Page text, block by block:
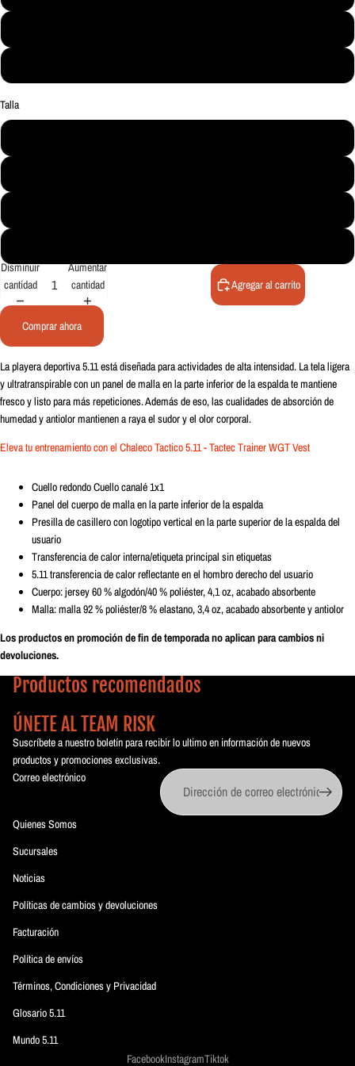
Talla
Disminuir
cantidad
Aumentar
cantidad
Agregar al carrito
Comprar ahora
La playera deportiva 5.11 está diseñada para actividades de alta intensidad. La tela ligera
y ultratranspirable con un panel de malla en la parte inferior de la espalda te mantiene
fresco y listo para más repeticiones. Además de eso, las cualidades de absorción de
humedad y antiolor mantienen a raya el sudor y el olor corporal.
Eleva tu entrenamiento con el Chaleco Tactico 5.11 - Tactec Trainer WGT Vest
Cuello redondo Cuello canalé 1x1
Panel del cuerpo de malla en la parte inferior de la espalda
Presilla de casillero con logotipo vertical en la parte superior de la espalda del
usuario
Transferencia de calor interna/etiqueta principal sin etiquetas
5.11 transferencia de calor reflectante en el hombro derecho del usuario
Cuerpo: jersey 60 % algodón/40 % poliéster, 4,1 oz, acabado absorbente
Malla: malla 92 % poliéster/8 % elastano, 3,4 oz, acabado absorbente y antiolor
Los productos en promoción de fin de temporada no aplican para cambios ni
devoluciones.
Productos recomendados
ÚNETE AL TEAM RISK
Suscríbete a nuestro boletín para recibir lo ultimo en información de nuevos
productos y promociones exclusivas.
Correo electrónico
Quienes Somos
Sucursales
Noticias
Políticas de cambios y devoluciones
Facturación
Política de envíos
Términos, Condiciones y Privacidad
Glosario 5.11
Mundo 5.11
FacebookInstagramTiktok